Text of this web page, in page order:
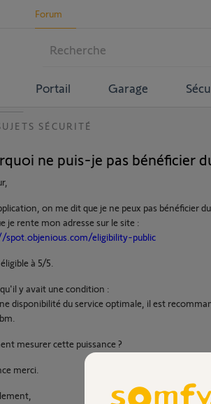
Forum
Portail Garage
SÉCURITÉ
ne puis-je pas bénéficier
on me dit que je ne peux pas bénéficier du
je rente mon adresse sur le site :
spot.objenious.com/eligibility-public
à 5/5.
y avait une condition :
disponibilité du service optimale, il est
mesurer cette puissance ?
merci.